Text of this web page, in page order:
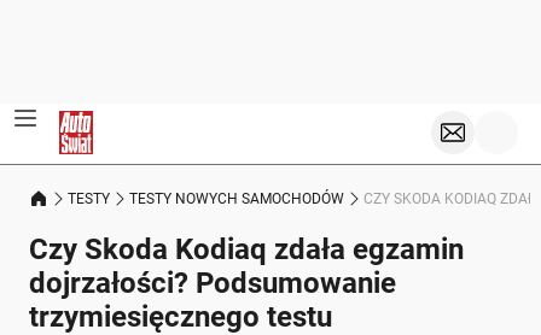
TESTY TESTY NOWYCH SAMOCHODÓW CZY SKODA KODIAQ
Czy Skoda Kodiaq zdała egzamin
dojrzałości? Podsumowanie
trzymiesięcznego testu